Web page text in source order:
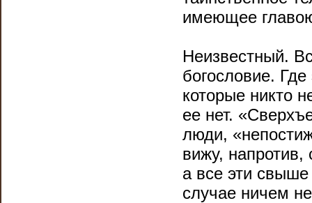
имеющее
Неизвестный.
богословие.
которые никто
ее нет.
люди,
вижу,
а все эти
случае ничем